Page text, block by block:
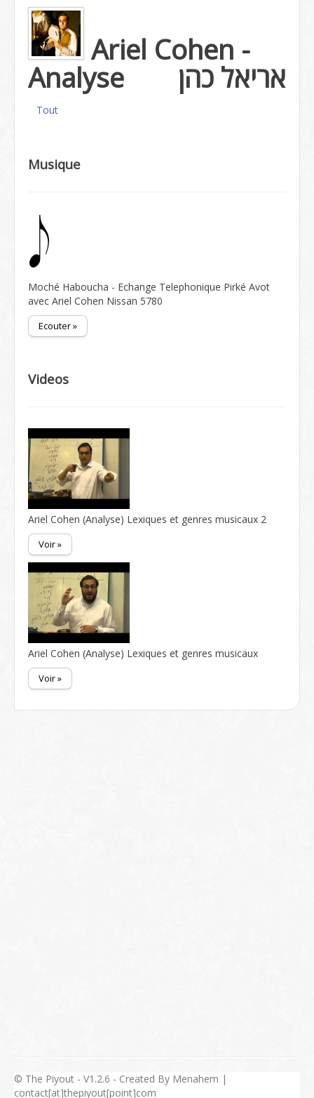
Ariel Cohen -
Analyse אריאל כהן
Tout
Musique
Moché Haboucha - Echange Telephonique Pirké Avot
avec Ariel Cohen Nissan 5780
Ecouter »
Videos
Ariel Cohen (Analyse) Lexiques et genres musicaux 2
Voir »
Ariel Cohen (Analyse) Lexiques et genres musicaux
Voir »
© The Piyout - V1.2.6 - Created By Menahem |
contact[at]thepiyout[point]com